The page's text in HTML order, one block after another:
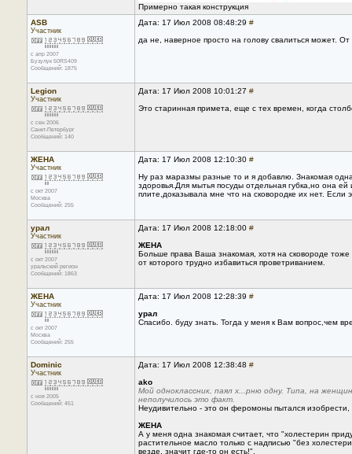
Примерно такая конструкция
ASB
Участник
с апр 2007
Бузулук 50RS409
Сообщений: 1875
Дата: 17 Июл 2008 08:48:29 #
да не, наверное просто на голову свалиться может.
Legion
Участник
с сен 2006
Санкт-Петербург
Сообщений: 140
Дата: 17 Июл 2008 10:01:27 #
Это старинная примета, еще с тех времен, когда
ЖЕНА
Участник
с окт 2007
Москва
Сообщений: 255
Дата: 17 Июл 2008 12:10:30 #
Ну раз маразмы разные то и я добавлю. Знакомая
здоровья.Для мытья посуды отдельная губка,но она
плите,доказывала мне что на сковородке их нет.
урал
Участник
с окт 2007
уральский регион
Сообщений: 1863
Дата: 17 Июл 2008 12:18:00 #
ЖЕНА
Больше права Ваша знакомая, хотя на сковороде
от которого трудно избавиться проветриванием.
ЖЕНА
Участник
с окт 2007
Москва
Сообщений: 255
Дата: 17 Июл 2008 12:28:39 #
урал
Спасибо. буду знать. Тогда у меня к Вам вопрос,чем
Dominic
Участник
с ноя 2005
Сообщений: 451
Дата: 17 Июл 2008 12:38:48 #
ako
Мой одноклассник, паял х...рню одну. Типа, на
неполучилось это факт.
Неудивительно - это он феромоны пытался
ЖЕНА
А у меня одна знакомая считает, что "холестерин
растительное масло только с надписью "без
везде, значит где-то он есть!".